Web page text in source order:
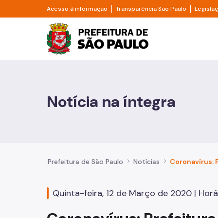
Pular para o Conteúdo principal
Acesso à informação Divisor de acesso à informação
Transparência São Paulo Divisor
Prefeitura de São
Casa e Moradia
Educação
Notícia na íntegra
Prefeitura de São Paulo Notícias
Quinta-feira, 12 de Março de 2020 |